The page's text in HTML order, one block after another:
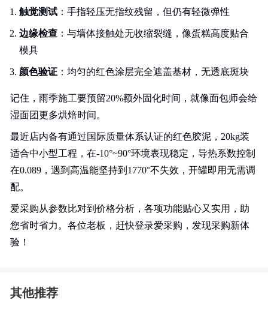
触觉测试 ：手指轻压无指纹残留，但仍有轻微弹性
边缘检查 ：与墙体接触处无收缩裂缝，像蛋糕高度贴合
模具
颜色验证 ：均匀的红色涂层完全遮盖基材，无透底斑块
记住，雨季施工要预留20%额外固化时间，就像面包师会给
湿面团更多烘焙时间。
最近店内备有通过国际质量体系认证的红色胶泥，20kg装
适合中小型工程，在-10°~90°环境表现稳定，导热系数控制
在0.089，遇到高温能坚持到1770°不失效，开罐即用无需调
配。
爱采购从参数比对到价格分析，各项功能贴心又实用，助
您省时省力。各位老板，赶快登录爱采购，发现采购新体
验！
其他推荐